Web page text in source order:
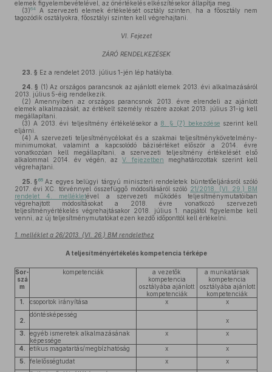
elemek figyelembevételével, az önértékelés elkészítésekor állapítja meg.
(3)64
A szervezeti elemek értékelését osztály szinten, ha a főosztály nem
tagozódik osztályokra, főosztályi szinten kell végrehajtani.
VI. Fejezet
ZÁRÓ RENDELKEZÉSEK
23. § Ez a rendelet 2013. július 1-jén lép hatályba.
24. § (1) Az országos parancsnok az ajánlott elemek 2013. évi alkalmazásáról
2013. július 5-éig rendelkezik.
(2) Amennyiben az országos parancsnok 2013. évre elrendeli az ajánlott
elemek alkalmazását, az értékelt személy részére azokat 2013. július 31-ig kell
megállapítani.
(3) A 2013. évi teljesítmény értékelésekor a 8. § (7) bekezdése szerint kell
eljárni.
(4) A szervezeti teljesítménycélokat és a szakmai teljesítménykövetelmény-
minimumokat, valamint a kapcsolódó bázisértéket először a 2014. évre
vonatkozóan kell megállapítani, a szervezeti teljesítmény értékelését első
alkalommal 2014. év végén, az V. fejezetben meghatározottak szerint kell
végrehajtani.
25. § 65 Az egyes belügyi tárgyú miniszteri rendeletek büntetőeljárásról szóló
2017. évi XC. törvénnyel összefüggő módosításáról szóló 21/2018. (VI. 29.) BM
rendelet 4. mellékletével a szervezeti működés teljesítménymutatóiban
végrehajtott módosításokat a 2018. évre vonatkozó szervezeti
teljesítményértékelés végrehajtásakor 2018. július 1. napjától figyelembe kell
venni, az új teljesítménymutatókat ezen kezdő időponttól kell értékelni.
1. melléklet a 26/2013. (VI. 26.) BM rendelethez
A teljesítményértékelés kompetencia térképe
Sor-
szá
m
kompetenciák
a vezetők
kompetencia
osztályába ajánlott
kompetenciák
a munkatársak
kompetencia
osztályába ajánlott
kompetenciák
1.
csoportok irányítása x x
2.
döntésképesség
x
3.
egyéb ismeretek alkalmazásának
képessége
x x
4. etikus magatartás/megbízhatóság x
x
5.
felelősségtudat x x